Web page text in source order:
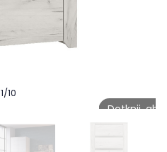
Dotknij,
1/10